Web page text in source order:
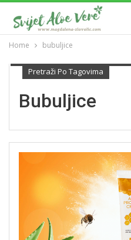
Home bubuljice
Pretraži Po Tagovima
Bubuljice